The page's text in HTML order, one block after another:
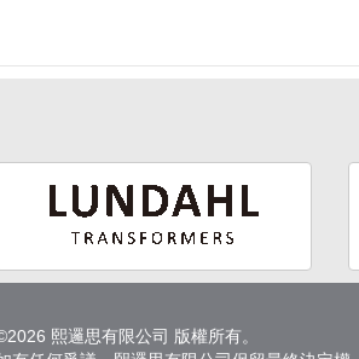
熙邏思有限公司 版權所有。